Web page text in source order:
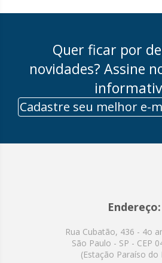
Quer ficar por
novidades? Assine
Endereço:
Rua Cubatão, 436 - 4o
São Paulo - SP - CEP
(Estação Paraíso do